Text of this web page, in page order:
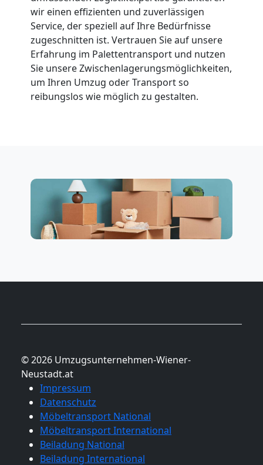
wir einen effizienten und zuverlässigen
Service, der speziell auf Ihre Bedürfnisse
zugeschnitten ist. Vertrauen Sie auf unsere
Erfahrung im Palettentransport und nutzen
Sie unsere Zwischenlagerungsmöglichkeiten,
um Ihren Umzug oder Transport so
reibungslos wie möglich zu gestalten.
© 2026 Umzugsunternehmen-Wiener-
Neustadt.at
Impressum
Datenschutz
Möbeltransport National
Möbeltransport International
Beiladung National
Beiladung International
National
Beiladung
International
Nationaler
Umzug